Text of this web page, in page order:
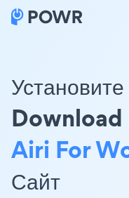
Download
Airi For
Сайт